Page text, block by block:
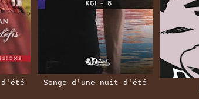
d'été Songe d'une nuit d'été